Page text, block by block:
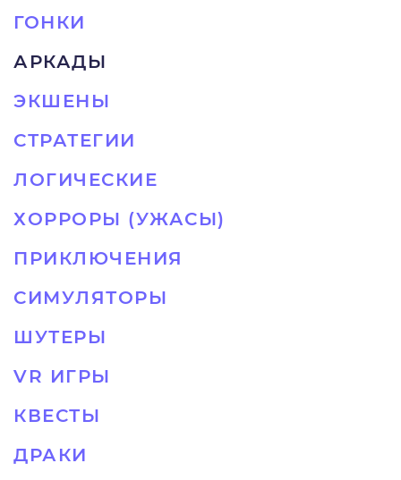
ГОНКИ
АРКАДЫ
ЭКШЕНЫ
СТРАТЕГИИ
ЛОГИЧЕСКИЕ
ХОРРОРЫ (УЖАСЫ)
ПРИКЛЮЧЕНИЯ
СИМУЛЯТОРЫ
ШУТЕРЫ
VR ИГРЫ
КВЕСТЫ
ДРАКИ